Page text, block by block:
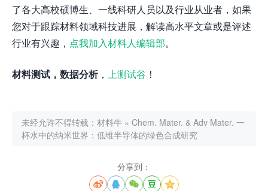
了各大高校硕博生、一线科研人员以及行业从业者，如果
您对于跟踪材料领域科技进展，解读高水平文章或是评述
行业有兴趣， 点我加入材料人编辑部。
材料测试，数据分析， 上测试谷 ！
未经允许不得转载： 材料牛 » Chem. Mater. & Adv Mater. 一
杯水中的纳米世界：低维半导体的绿色合成研究
分享到：
    